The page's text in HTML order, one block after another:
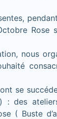
Rose
nous
se
: des
( Buste